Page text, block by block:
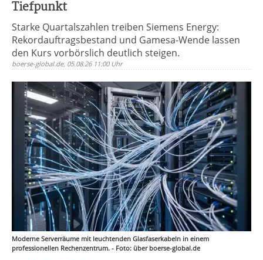
Tiefpunkt
Starke Quartalszahlen treiben Siemens Energy:
Rekordauftragsbestand und Gamesa-Wende lassen
den Kurs vorbörslich deutlich steigen.
boerse-global.de, 05.08.26 11:00 Uhr
Moderne Serverräume mit leuchtenden Glasfaserkabeln in einem
professionellen Rechenzentrum. - Foto: über boerse-global.de